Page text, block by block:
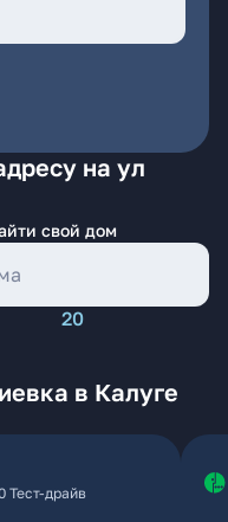
на ул
свой дом
20
в Калуге
Тест-драйв